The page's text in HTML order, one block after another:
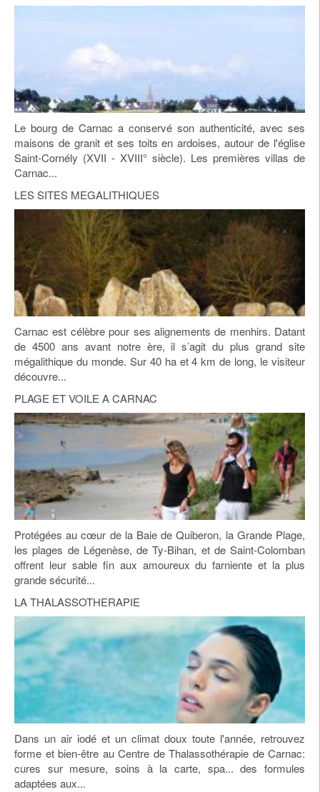
Le bourg de Carnac a conservé son authenticité, avec ses
maisons de granit et ses toits en ardoises, autour de l'église
Saint-Cornély (XVII - XVIII° siècle). Les premières villas de
Carnac...
LES SITES MEGALITHIQUES
Carnac est célèbre pour ses alignements de menhirs. Datant
de 4500 ans avant notre ère, il s’agit du plus grand site
mégalithique du monde. Sur 40 ha et 4 km de long, le visiteur
découvre...
PLAGE ET VOILE A CARNAC
Protégées au cœur de la Baie de Quiberon, la Grande Plage,
les plages de Légenèse, de Ty-Bihan, et de Saint-Colomban
offrent leur sable fin aux amoureux du farniente et la plus
grande sécurité...
LA THALASSOTHERAPIE
Dans un air iodé et un climat doux toute l'année, retrouvez
forme et bien-être au Centre de Thalassothérapie de Carnac:
cures sur mesure, soins à la carte, spa... des formules
adaptées aux...